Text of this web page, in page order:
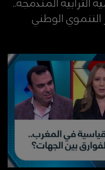
الترابية المندمجة..
الوطني